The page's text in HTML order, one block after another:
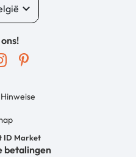
keyboard_arrow_down
ID Market
betalingen